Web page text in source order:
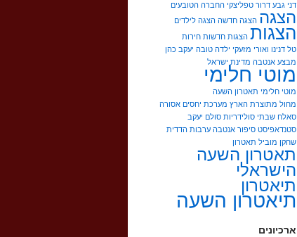
דני גבע דרור טפליצקי החברה הטובעים
הצגה הצגה חדשה הצגה לילדים
הצגות הצגות חדשות חירות
טל דנינו ואורי מזעקי ילדה טובה יעקב כהן
מבצע אנטבה מדינת ישראל
מוטי חלימי
מוטי חלימי תאטרון השעה
מחול מתוצרת הארץ מערכת יחסים אסורה
סאלח שבתי סולידריות סולם יעקב
סטנדאפיסט סיפור אנטבה ערבות הדדית
שחקן מוביל תאטרון
תאטרון השעה
הישראלי
תיאטרון
תיאטרון השעה
ארכיונים